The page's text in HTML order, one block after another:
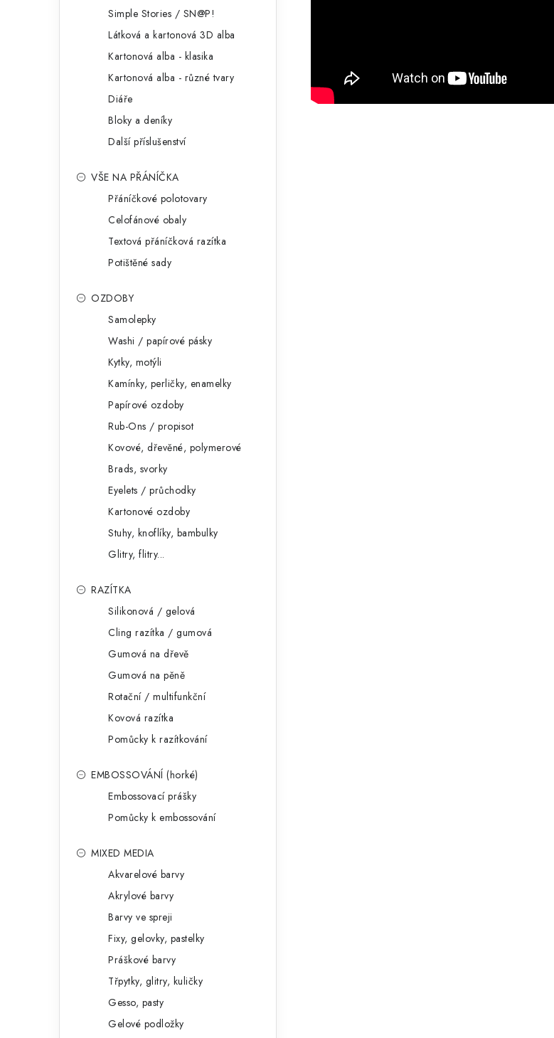
Simple Stories / SN@P!
Látková a kartonová 3D alba
Kartonová alba - klasika
Kartonová alba - různé tvary
Diáře
Bloky a deníky
Další příslušenství
VŠE NA PŘÁNÍČKA
Přáníčkové polotovary
Celofánové obaly
Textová přáníčková razítka
Potištěné sady
OZDOBY
Samolepky
Washi / papírové pásky
Kytky, motýli
Kamínky, perličky, enamelky
Papírové ozdoby
Rub-Ons / propisot
Kovové, dřevěné, polymerové
Brads, svorky
Eyelets / průchodky
Kartonové ozdoby
Stuhy, knoflíky, bambulky
Glitry, flitry...
RAZÍTKA
Silikonová / gelová
Cling razítka / gumová
Gumová na dřevě
Gumová na pěně
Rotační / multifunkční
Kovová razítka
Pomůcky k razítkování
EMBOSSOVÁNÍ (horké)
Embossovací prášky
Pomůcky k embossování
MIXED MEDIA
Akvarelové barvy
Akrylové barvy
Barvy ve spreji
Fixy, gelovky, pastelky
Práškové barvy
Třpytky, glitry, kuličky
Gesso, pasty
Gelové podložky